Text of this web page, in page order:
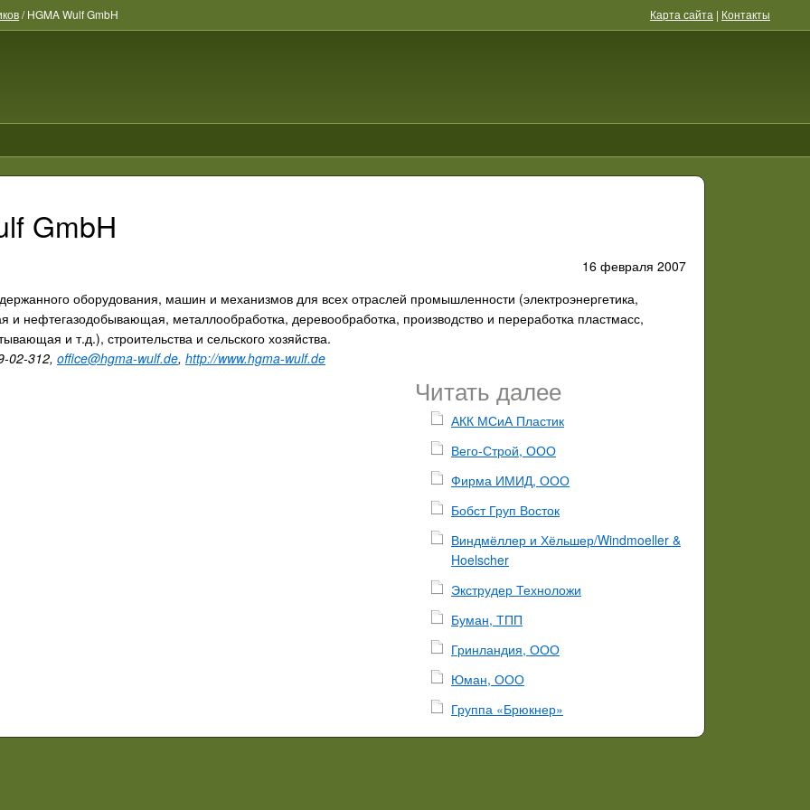
/HGMA Wulf GmbH Карта сайта | Контакты
GmbH
16 февраля 2007
оборудования, машин и механизмов для всех отраслей промышленности (электроэнергетика,
и нефтегазодобывающая, металлообработка, деревообработка, производство и переработка пластмасс,
и т.д.), строительства и сельского хозяйства.
02-312, office@hgma-wulf.de, http://www.hgma-wulf.de
Читать далее
АКК МСиА Пластик
Вего-Строй, ООО
Фирма ИМИД, ООО
Бобст Груп Восток
Виндмёллер и Хёльшер/Windmoeller &
Hoelscher
Экструдер Техноложи
Буман, ТПП
Гринландия, ООО
Юман, ООО
Группа «Брюкнер»